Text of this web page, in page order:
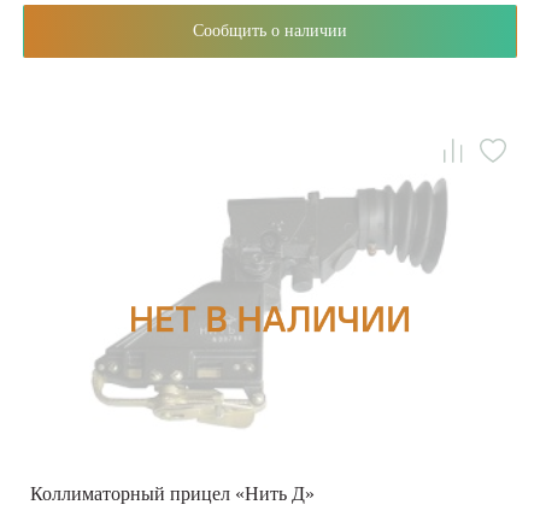
Сообщить о наличии
Коллиматорный прицел «Нить Д»